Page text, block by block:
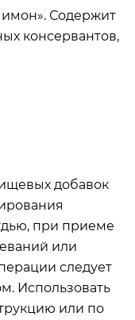
Содержит
консервантов,
добавок
при приеме
или
следует
Использовать
или по